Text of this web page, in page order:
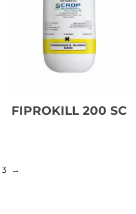
FIPROKILL 200 SC
3 →